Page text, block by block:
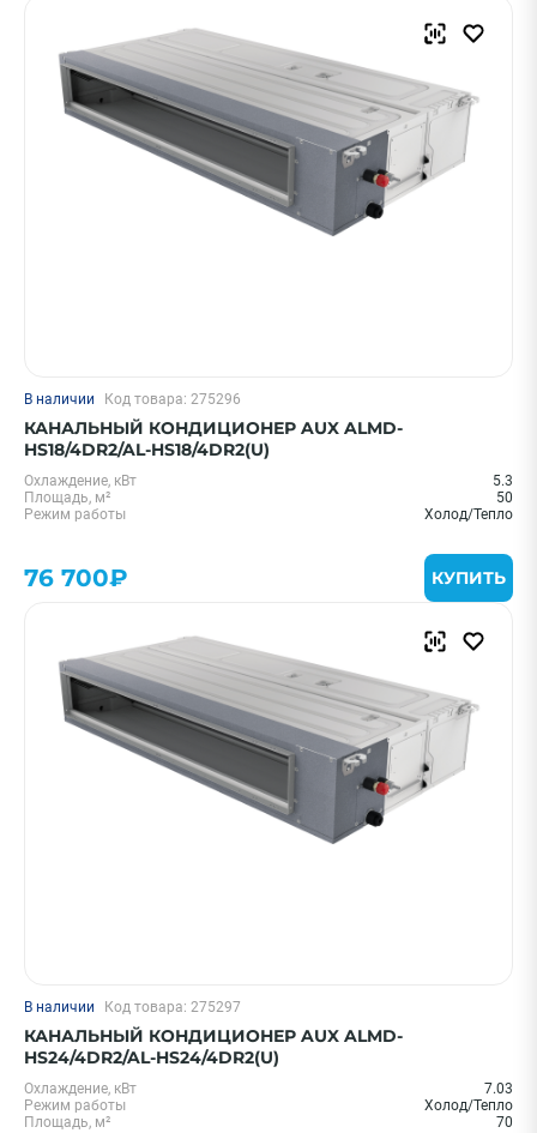
В наличии Код товара: 275296
КАНАЛЬНЫЙ КОНДИЦИОНЕР AUX ALMD-
HS18/4DR2/AL-HS18/4DR2(U)
Охлаждение, кВт
5.3
Площадь, м²
50
Режим работы
Холод/Тепло
76 700₽ КУПИТЬ
В наличии Код товара: 275297
КАНАЛЬНЫЙ КОНДИЦИОНЕР AUX ALMD-
HS24/4DR2/AL-HS24/4DR2(U)
Охлаждение, кВт
7.03
Режим работы
Холод/Тепло
Площадь, м²
70